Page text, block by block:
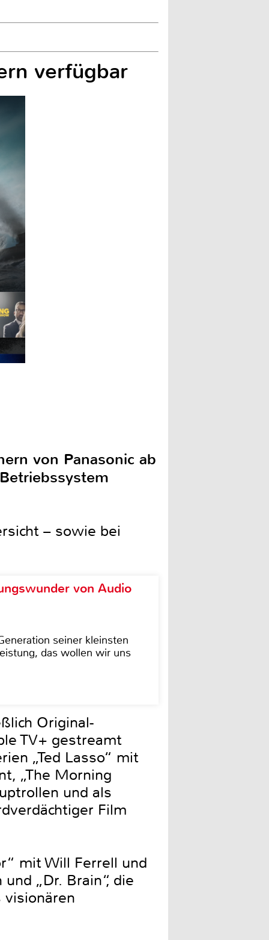
verfügbar
von Panasonic ab
– sowie bei
von Audio
seiner kleinsten
das wollen wir uns
Original-
TV+ gestreamt
„Ted Lasso“ mit
„The Morning
und als
Film
mit Will Ferrell und
„Dr. Brain“, die
visionären